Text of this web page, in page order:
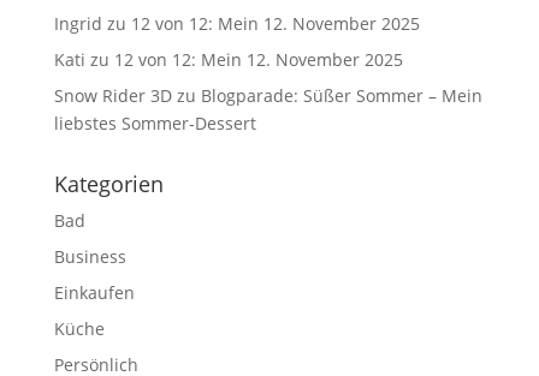
Ingrid zu 12 von 12: Mein 12. November 2025
Kati zu 12 von 12: Mein 12. November 2025
Snow Rider 3Dzu Blogparade: Süßer Sommer – Mein
liebstes Sommer-Dessert
Kategorien
Bad
Business
Einkaufen
Küche
Persönlich